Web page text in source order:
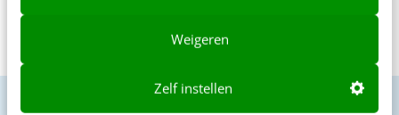
Weigeren
Zelf instellen